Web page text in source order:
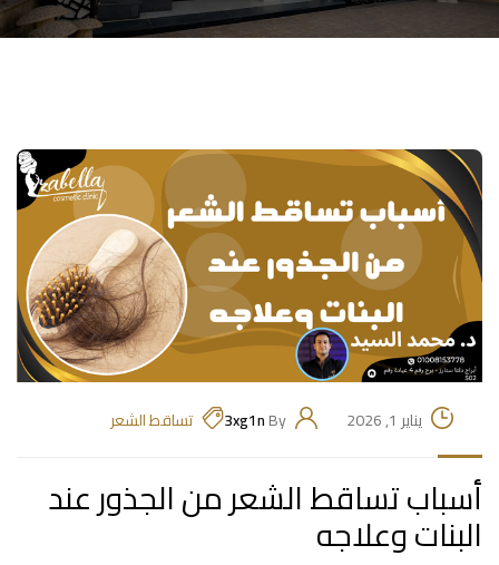
يناير 1, 2026 By
3xg1n تساقط الشعر
أسباب تساقط الشعر من الجذور عند
البنات وعلاجه